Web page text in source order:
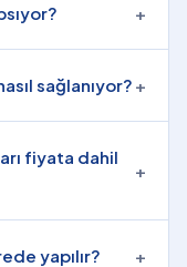
+
sağlanıyor? +
fiyata dahil
+
yapılır? +